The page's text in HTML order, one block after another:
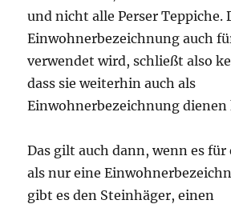
und nicht alle Perser Teppiche.
Einwohnerbezeichnung auch
verwendet wird, schließt also
dass sie weiterhin auch als
Einwohnerbezeichnung dienen
Das gilt auch dann, wenn es
als nur eine
gibt es den Steinhäger, einen